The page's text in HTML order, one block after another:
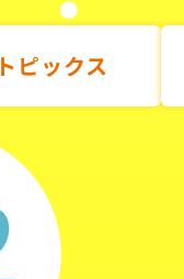
トピックス